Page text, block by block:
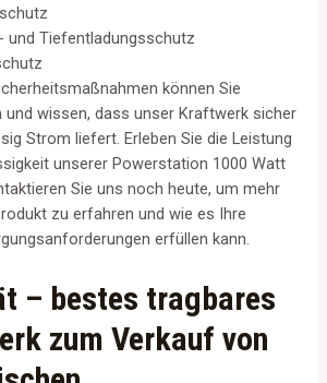
und Tiefentladungsschutz
können Sie
und wissen, dass unser Kraftwerk sicher
Strom liefert. Erleben Sie die Leistung
unserer Powerstation 1000 Watt
Sie uns noch heute, um mehr
zu erfahren und wie es Ihre
erfüllen kann.
– bestes tragbares
zum Verkauf von